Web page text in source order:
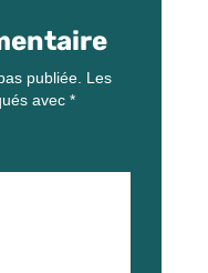
publiée. Les
avec *